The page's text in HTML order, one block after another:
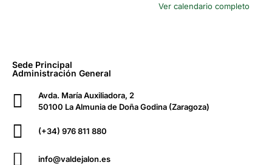
Ver calendario completo
Sede Principal
Administración General
Avda. María Auxiliadora, 2
50100 La Almunia de Doña Godina (Zaragoza)
(+34) 976 811 880
info@valdejalon.es